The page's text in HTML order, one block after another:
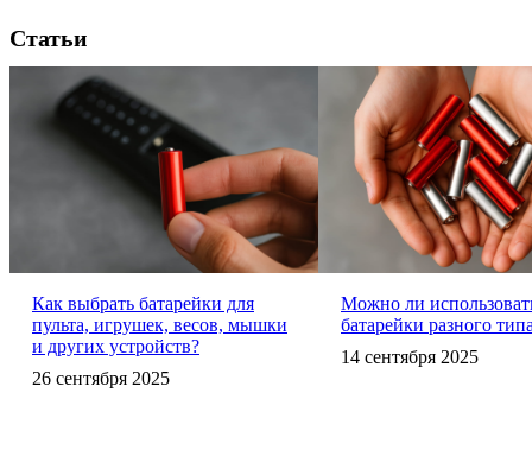
Статьи
Как выбрать батарейки для
пульта, игрушек, весов, мышки
и других устройств?
26 сентября 2025
Можно ли
батарейки разного
14 сентября 2025